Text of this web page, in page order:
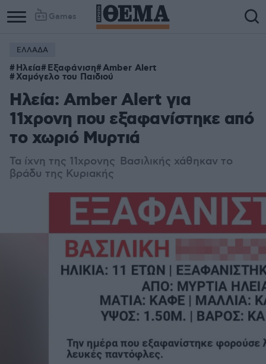
Games
ΕΛΛΑΔΑ
Ηλεία Εξαφάνιση Amber Alert
Χαμόγελο του Παιδιού
Ηλεία: Amber Alert για
11χρονη που εξαφανίστηκε από
το χωριό Μυρτιά
Τα ίχνη της 11χρονης Βασιλικής χάθηκαν το
βράδυ της Κυριακής